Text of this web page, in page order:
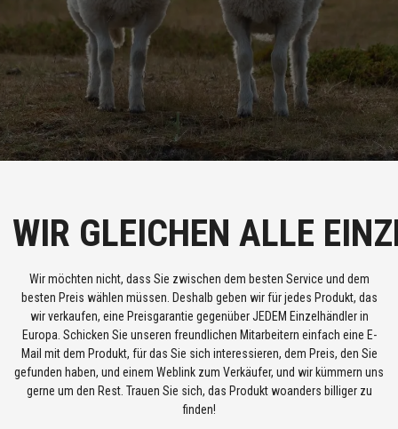
WIR GLEICHEN ALLE
Wir möchten nicht, dass Sie zwischen dem besten Service und dem
besten Preis wählen müssen. Deshalb geben wir für jedes Produkt, das
wir verkaufen, eine Preisgarantie gegenüber JEDEM Einzelhändler in
Europa. Schicken Sie unseren freundlichen Mitarbeitern einfach eine E-
Mail mit dem Produkt, für das Sie sich interessieren, dem Preis, den Sie
gefunden haben, und einem Weblink zum Verkäufer, und wir kümmern uns
gerne um den Rest. Trauen Sie sich, das Produkt woanders billiger zu
finden!